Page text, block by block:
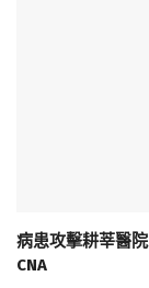
病患攻擊耕莘醫
CNA